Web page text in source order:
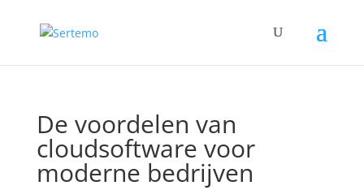
De voordelen van
cloudsoftware voor
moderne bedrijven